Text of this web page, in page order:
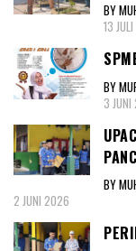
BY
13
BY
3
BY
2 JUNI 2026